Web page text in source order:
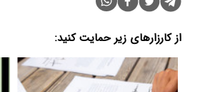
از کارزارهای زیر حمایت کنید: